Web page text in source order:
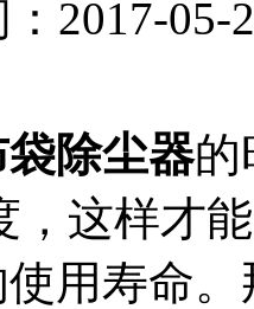
2017-05-
除尘器的
，这样才
用寿命